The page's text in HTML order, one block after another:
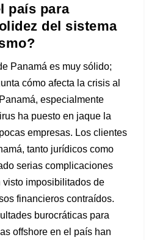
país para
del sistema
Panamá es muy sólido;
cómo afecta la crisis al
especialmente
ha puesto en jaque la
empresas. Los clientes
tanto jurídicos como
serias complicaciones
visto imposibilitados de
financieros contraídos.
burocráticas para
offshore en el país han